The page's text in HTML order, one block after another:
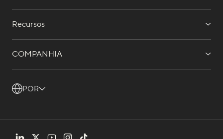
Recursos
COMPANHIA
POR